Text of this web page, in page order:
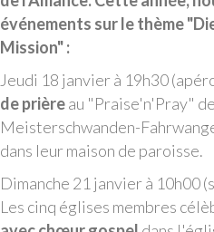
événements sur le thème
Mission" :
Jeudi 18 janvier à 19h30
de prièreau "Praise'n'Pray"
Meisterschwanden-
dans leur maison de paroisse.
Dimanche 21 janvier à 10h00
Les cinq églises membres